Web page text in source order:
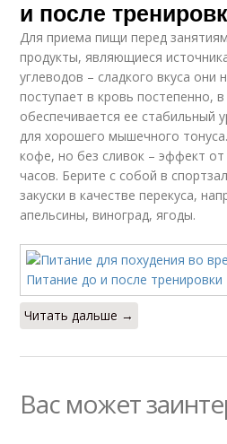
и после
Для приема пищи перед
продукты, являющиеся
углеводов – сладкого вкуса они
поступает в кровь постепенно,
обеспечивается ее стабильный
для хорошего мышечного
кофе, но без сливок – эффект
часов. Берите с собой в
закуски в качестве перекуса,
апельсины, виноград, ягоды.
Читать дальше →
Вас может